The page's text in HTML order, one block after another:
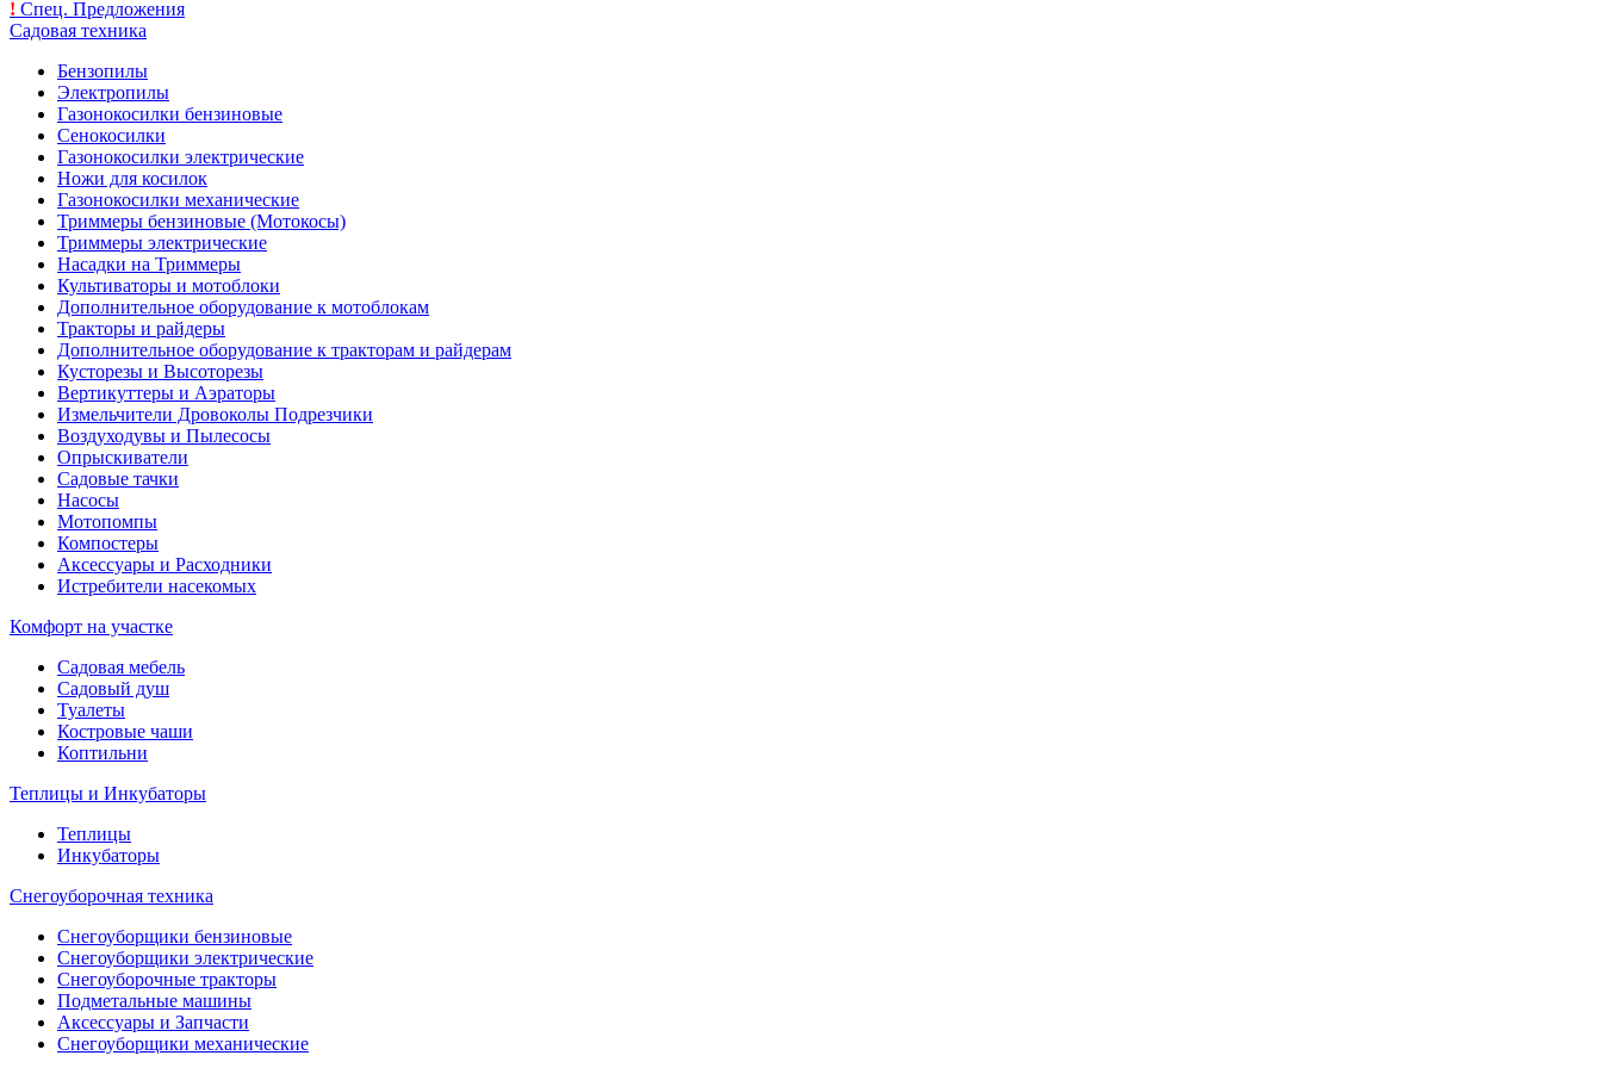
! Спец. Предложения
Садовая техника
Бензопилы
Электропилы
Газонокосилки бензиновые
Сенокосилки
Газонокосилки электрические
Ножи для косилок
Газонокосилки механические
Триммеры бензиновые (Мотокосы)
Триммеры электрические
Насадки на Триммеры
Культиваторы и мотоблоки
Дополнительное оборудование к мотоблокам
Тракторы и райдеры
Дополнительное оборудование к тракторам и райдерам
Кусторезы и Высоторезы
Вертикуттеры и Аэраторы
Измельчители Дровоколы Подрезчики
Воздуходувы и Пылесосы
Опрыскиватели
Садовые тачки
Насосы
Мотопомпы
Компостеры
Аксессуары и Расходники
Истребители насекомых
Комфорт на участке
Садовая мебель
Садовый душ
Туалеты
Костровые чаши
Коптильни
Теплицы и Инкубаторы
Теплицы
Инкубаторы
Снегоуборочная техника
Снегоуборщики бензиновые
Снегоуборщики электрические
Снегоуборочные тракторы
Подметальные машины
Аксессуары и Запчасти
Снегоуборщики механические